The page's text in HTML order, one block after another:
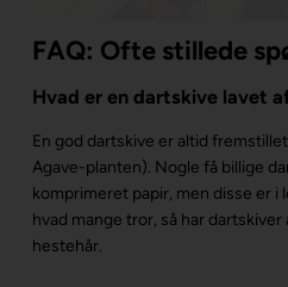
FAQ: Ofte stillede
Hvad er en dartskive lavet
En god dartskive er altid
Agave-planten). Nogle få billige
komprimeret papir, men disse er
hvad mange tror, så har
hestehår.